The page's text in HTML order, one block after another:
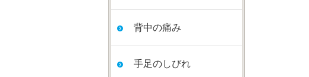
背中の痛み
手足のしびれ